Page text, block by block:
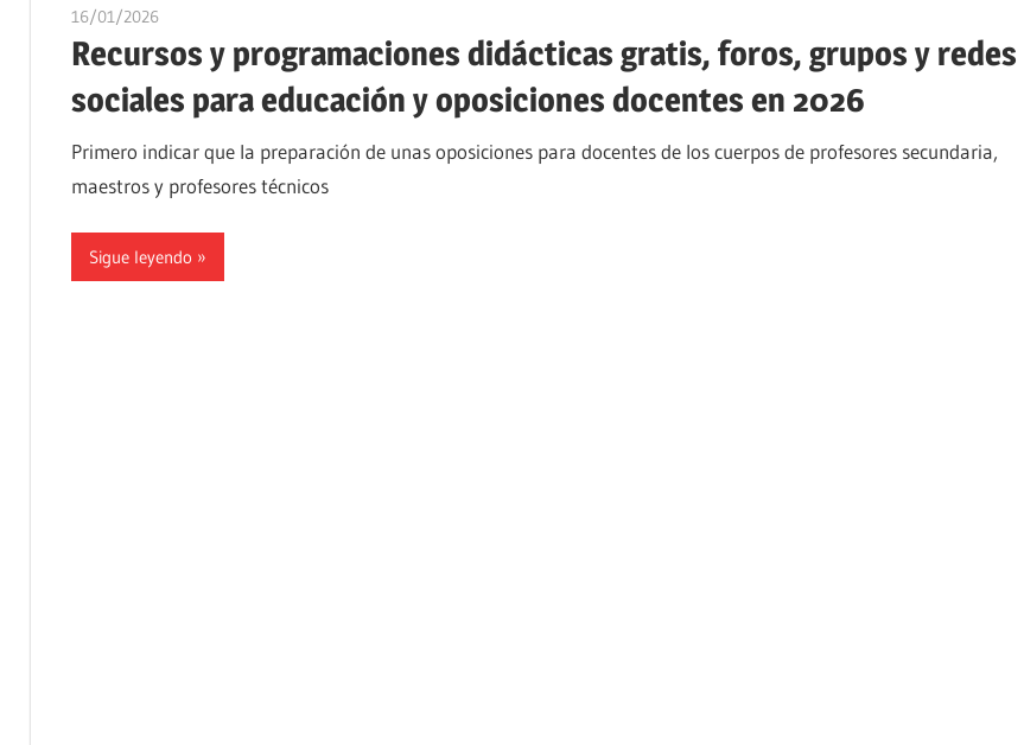
16/01/2026oposicionesyempleo
Recursos y programaciones didácticas gratis, foros, grupos y redes
sociales para educación y oposiciones docentes en 2026
Primero indicar que la preparación de unas oposiciones para docentes de los cuerpos de profesores secundaria,
maestros y profesores técnicos
Sigue leyendo